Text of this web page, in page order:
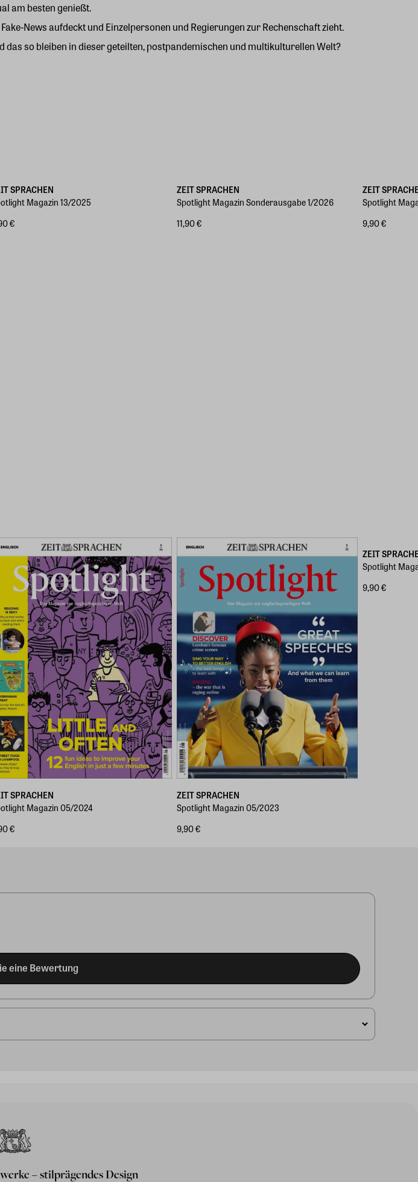
am besten genießt.
News aufdeckt und Einzelpersonen und Regierungen zur Rechenschaft zieht.
so bleiben in dieser geteilten, postpandemischen und multikulturellen Welt?
SPRACHEN
Magazin 13/2025
€
ZEIT SPRACHEN
Spotlight Magazin Sonderausgabe 1/2026
11,90 €
ZEIT
Spotlight
9,90 €
SPRACHEN
Magazin 05/2024
€
ZEIT SPRACHEN
Spotlight Magazin 05/2023
9,90 €
ZEIT
Spotlight
9,90 €
eine Bewertung
– stilprägendes Design